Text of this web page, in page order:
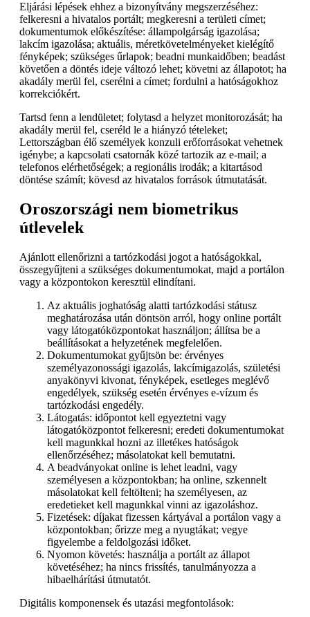
Eljárási lépések ehhez a bizonyítvány megszerzéséhez:
felkeresni a hivatalos portált; megkeresni a területi címet;
dokumentumok előkészítése: állampolgárság igazolása;
lakcím igazolása; aktuális, méretkövetelményeket kielégítő
fényképek; szükséges űrlapok; beadni munkaidőben; beadást
követően a döntés ideje változó lehet; követni az állapotot; ha
akadály merül fel, cserélni a címet; fordulni a hatóságokhoz
korrekciókért.
Tartsd fenn a lendületet; folytasd a helyzet monitorozását; ha
akadály merül fel, cseréld le a hiányzó tételeket;
Lettországban élő személyek konzuli erőforrásokat vehetnek
igénybe; a kapcsolati csatornák közé tartozik az e-mail; a
telefonos elérhetőségek; a regionális irodák; a kitartásod
döntése számít; kövesd az hivatalos források útmutatását.
Oroszországi nem biometrikus
útlevelek
Ajánlott ellenőrizni a tartózkodási jogot a hatóságokkal,
összegyűjteni a szükséges dokumentumokat, majd a portálon
vagy a központokon keresztül elindítani.
Az aktuális joghatóság alatti tartózkodási státusz
meghatározása után döntsön arról, hogy online portált
vagy látogatóközpontokat használjon; állítsa be a
beállításokat a helyzetének megfelelően.
Dokumentumokat gyűjtsön be: érvényes
személyazonossági igazolás, lakcímigazolás, születési
anyakönyvi kivonat, fényképek, esetleges meglévő
engedélyek, szükség esetén érvényes e-vízum és
tartózkodási engedély.
Látogatás: időpontot kell egyeztetni vagy
látogatóközpontot felkeresni; eredeti dokumentumokat
kell magunkkal hozni az illetékes hatóságok
ellenőrzéséhez; másolatokat kell bemutatni.
A beadványokat online is lehet leadni, vagy
személyesen a központokban; ha online, szkennelt
másolatokat kell feltölteni; ha személyesen, az
eredetieket kell magunkkal vinni az igazoláshoz.
Fizetések: díjakat fizessen kártyával a portálon vagy a
központokban; őrizze meg a nyugtákat; vegye
figyelembe a feldolgozási időket.
Nyomon követés: használja a portált az állapot
követéséhez; ha nincs frissítés, tanulmányozza a
hibaelhárítási útmutatót.
Digitális komponensek és utazási megfontolások: